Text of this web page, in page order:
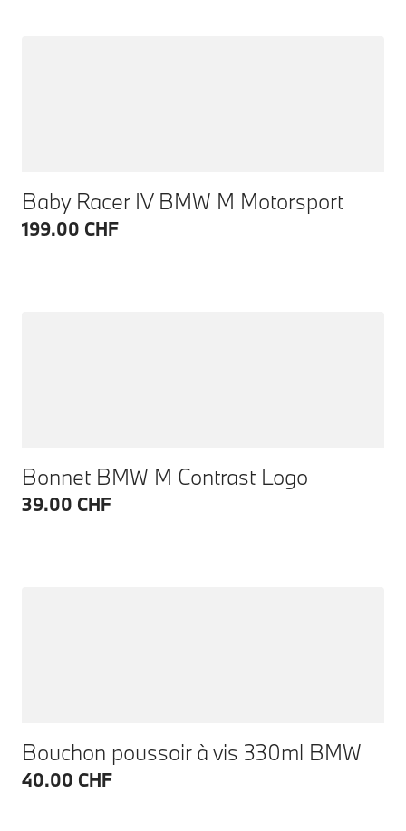
Baby Racer IV BMW M Motorsport
199.00 CHF
Bonnet BMW M Contrast Logo
39.00 CHF
Bouchon poussoir à vis 330ml BMW
40.00 CHF